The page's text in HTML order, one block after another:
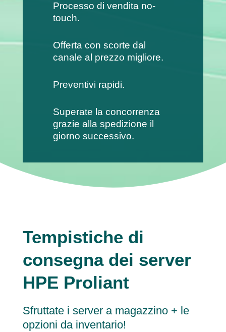
Processo di vendita no-
touch.
Offerta con scorte dal
canale al prezzo migliore.
Preventivi rapidi.
Superate la concorrenza
grazie alla spedizione il
giorno successivo.
Tempistiche di
consegna dei server
HPE Proliant
Sfruttate i server a magazzino + le
opzioni da inventario!